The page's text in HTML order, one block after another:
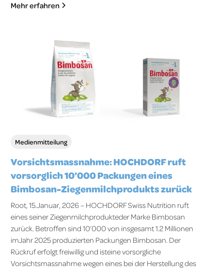
Mehr erfahren
Medienmitteilung
Vorsichtsmassnahme: HOCHDORF ruft
vorsorglich 10’000 Packungen eines
Bimbosan-Ziegenmilchprodukts zurück
Root, 15.Januar, 2026 – HOCHDORF Swiss Nutrition ruft
eines seiner Ziegenmilchprodukteder Marke Bimbosan
zurück. Betroffen sind 10’000 von insgesamt 1.2 Millionen
imJahr 2025 produzierten Packungen Bimbosan. Der
Rückruf erfolgt freiwillig und isteine vorsorgliche
Vorsichtsmassnahme wegen eines bei der Herstellung des